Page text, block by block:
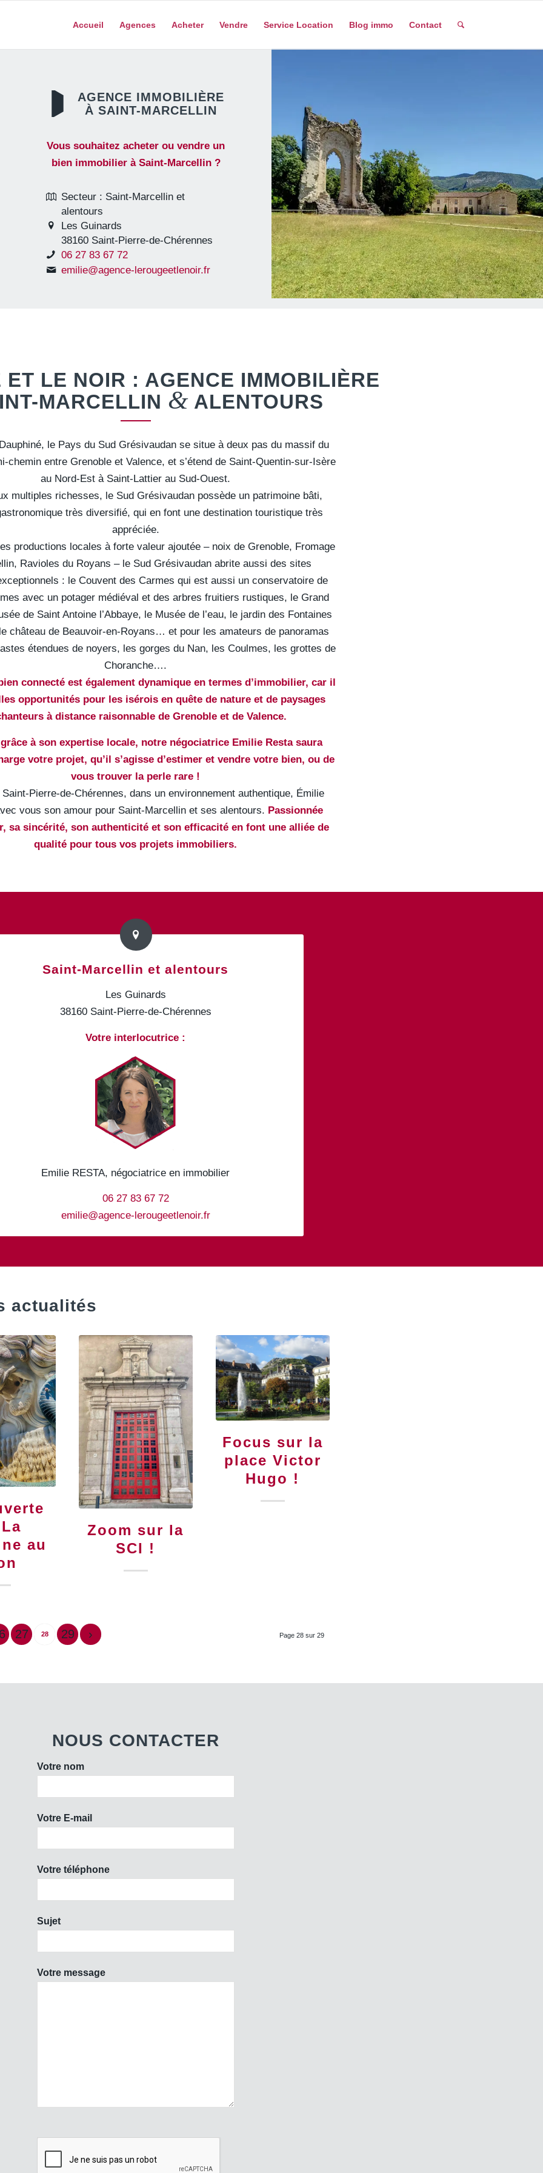
Accueil Agences Acheter Vendre Service Location Blog immo Contact
AGENCE IMMOBILIÈRE
À SAINT-MARCELLIN
Vous souhaitez acheter ou vendre un
bien immobilier à Saint-Marcellin ?
Secteur : Saint-Marcellin et
alentours
Les Guinards
38160 Saint-Pierre-de-Chérennes
06 27 83 67 72
emilie@agence-lerougeetlenoir.fr
ET LE NOIR : AGENCE IMMOBILIÈRE
MARCELLIN &ALENTOURS
le Pays du Sud Grésivaudan se situe à deux pas du massif du
chemin entre Grenoble et Valence, et s’étend de Saint-Quentin-sur-Isère
au Nord-Est à Saint-Lattier au Sud-Ouest.
multiples richesses, le Sud Grésivaudan possède un patrimoine bâti,
très diversifié, qui en font une destination touristique très
appréciée.
productions locales à forte valeur ajoutée – noix de Grenoble, Fromage
Ravioles du Royans – le Sud Grésivaudan abrite aussi des sites
: le Couvent des Carmes qui est aussi un conservatoire de
avec un potager médiéval et des arbres fruitiers rustiques, le Grand
de Saint Antoine l’Abbaye, le Musée de l’eau, le jardin des Fontaines
château de Beauvoir-en-Royans… et pour les amateurs de panoramas
étendues de noyers, les gorges du Nan, les Coulmes, les grottes de
Choranche….
connecté est également dynamique en termes d’immobilier, car il
opportunités pour les isérois en quête de nature et de paysages
à distance raisonnable de Grenoble et de Valence.
à son expertise locale, notre négociatrice Emilie Resta saura
votre projet, qu’il s’agisse d’estimer et vendre votre bien, ou de
vous trouver la perle rare !
Pierre-de-Chérennes, dans un environnement authentique, Émilie
vous son amour pour Saint-Marcellin et ses alentours. Passionnée
sa sincérité, son authenticité et son efficacité en font une alliée de
qualité pour tous vos projets immobiliers.
Saint-Marcellin et alentours
Les Guinards
38160 Saint-Pierre-de-Chérennes
Votre interlocutrice :
Emilie RESTA, négociatrice en immobilier
06 27 83 67 72
emilie@agence-lerougeetlenoir.fr
actualités
au
Zoom sur la
SCI !
Focus sur la
place Victor
Hugo !
Page 28 sur 29
27 28 29 ›
NOUS CONTACTER
Votre nom
Votre E-mail
Votre téléphone
Sujet
Votre message